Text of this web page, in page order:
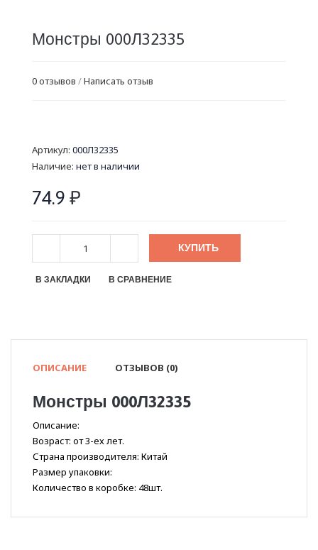
Монстры 000Л32335
0 отзывов /Написать отзыв
Артикул: 000Л32335
Наличие: нет в наличии
74.9 ₽
КУПИТЬ
В ЗАКЛАДКИ В СРАВНЕНИЕ
ОПИСАНИЕ ОТЗЫВОВ (0)
Монстры 000Л32335
Описание:
Возраст: от 3-ех лет.
Страна производителя: Китай
Размер упаковки:
Количество в коробке: 48шт.